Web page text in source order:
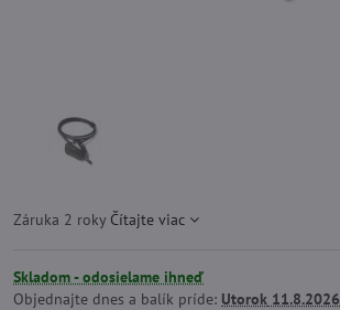
Záruka 2 roky Čítajte viac
Skladom - odosielame ihneď
Objednajte dnes a balík príde: Utorok 11.8.2026